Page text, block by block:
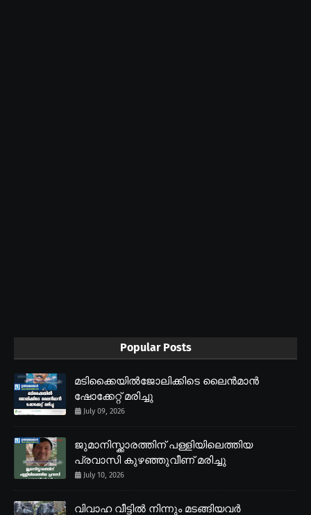
Popular Posts
മടിക്കൈയിൽജോലിക്കിടെ ലൈൻമാൻ
ഷോക്കേറ്റ് മരിച്ചു
July 09, 2026
ജുമാനിസ്ക്കാരത്തിന് പള്ളിയിലെത്തിയ
പ്രവാസി കുഴഞ്ഞുവീണ് മരിച്ചു
July 10, 2026
വിവാഹ വീട്ടിൽ നിന്നും മടങ്ങിയവർ